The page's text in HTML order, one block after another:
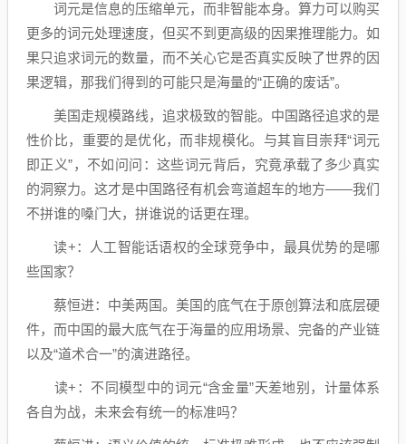
词元是信息的压缩单元，而非智能本身。算力可以购买
更多的词元处理速度，但买不到更高级的因果推理能力。如
果只追求词元的数量，而不关心它是否真实反映了世界的因
果逻辑，那我们得到的可能只是海量的“正确的废话”。
美国走规模路线，追求极致的智能。中国路径追求的是
性价比，重要的是优化，而非规模化。与其盲目崇拜“词元
即正义”，不如问问：这些词元背后，究竟承载了多少真实
的洞察力。这才是中国路径有机会弯道超车的地方——我们
不拼谁的嗓门大，拼谁说的话更在理。
读+：人工智能话语权的全球竞争中，最具优势的是哪
些国家？
蔡恒进：中美两国。美国的底气在于原创算法和底层硬
件，而中国的最大底气在于海量的应用场景、完备的产业链
以及“道术合一”的演进路径。
读+：不同模型中的词元“含金量”天差地别，计量体系
各自为战，未来会有统一的标准吗？